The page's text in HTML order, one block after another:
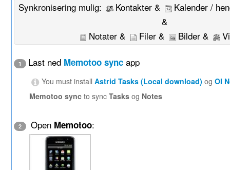
Synkronisering mulig:
Kontakter &
Kalender /
&
Notater &
Filer & Bilder &
1 Last ned Memotoo sync app
You must installAstrid Tasks (Local download) ogOI
Memotoo sync to syncTasks og Notes
2 Open Memotoo: